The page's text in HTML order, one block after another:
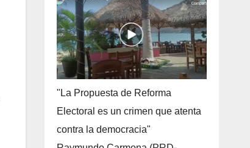
"La Propuesta de Reforma
Electoral es un crimen que atenta
contra la democracia"